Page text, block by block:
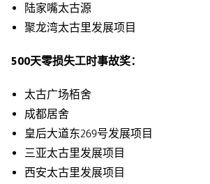
陆家嘴太古源
聚龙湾太古里发展项目
500天零损失工时事故奖：
太古广场栢舍
成都居舍
皇后大道东269号发展项目
三亚太古里发展项目
西安太古里发展项目